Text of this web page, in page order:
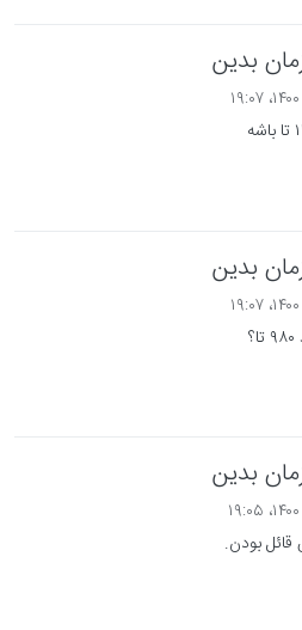
بدین
بدین
بدین
قائل بودن.